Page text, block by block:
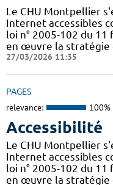
Le CHU Montpellier
Internet accessibles
loi n° 2005-102 du
en œuvre la stratégie
27/03/2026 11:35
PAGES
relevance: 100%
Accessibilité
Le CHU Montpellier
Internet accessibles
loi n° 2005-102 du
en œuvre la stratégie